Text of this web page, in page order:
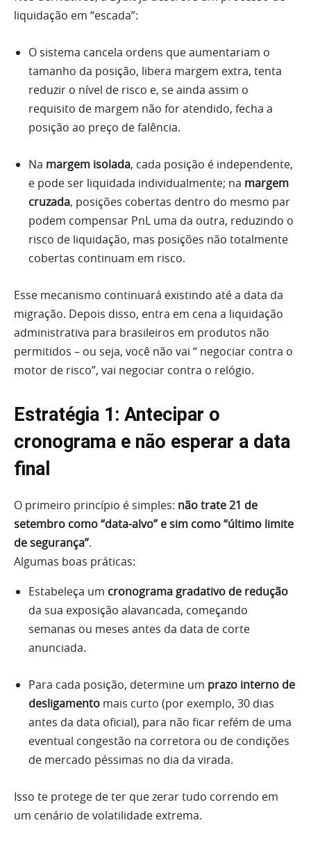
liquidação em “escada”:
O sistema cancela ordens que aumentariam o
tamanho da posição, libera margem extra, tenta
reduzir o nível de risco e, se ainda assim o
requisito de margem não for atendido, fecha a
posição ao preço de falência.
Na margem isolada, cada posição é independente,
e pode ser liquidada individualmente; na margem
cruzada, posições cobertas dentro do mesmo par
podem compensar PnL uma da outra, reduzindo o
risco de liquidação, mas posições não totalmente
cobertas continuam em risco.
Esse mecanismo continuará existindo até a data da
migração. Depois disso, entra em cena a liquidação
administrativa para brasileiros em produtos não
permitidos – ou seja, você não vai “ negociar contra o
motor de risco”, vai negociar contra o relógio.
Estratégia 1: Antecipar o
cronograma e não esperar a data
final
O primeiro princípio é simples: não trate 21 de
setembro como “data-alvo” e sim como “último limite
de segurança”.
Algumas boas práticas:
Estabeleça um cronograma gradativo de redução
da sua exposição alavancada, começando
semanas ou meses antes da data de corte
anunciada.
Para cada posição, determine um prazo interno de
desligamento mais curto (por exemplo, 30 dias
antes da data oficial), para não ficar refém de uma
eventual congestão na corretora ou de condições
de mercado péssimas no dia da virada.
Isso te protege de ter que zerar tudo correndo em
um cenário de volatilidade extrema.